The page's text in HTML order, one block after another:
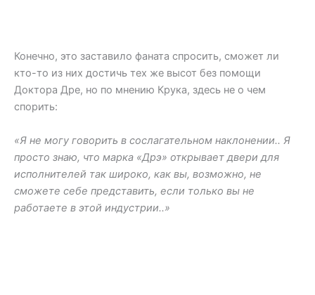
Конечно, это заставило фаната спросить, сможет ли
кто-то из них достичь тех же высот без помощи
Доктора Дре, но по мнению Крука, здесь не о чем
спорить:
«Я не могу говорить в сослагательном наклонении.. Я
просто знаю, что марка «Дрэ» открывает двери для
исполнителей так широко, как вы, возможно, не
сможете себе представить, если только вы не
работаете в этой индустрии..»